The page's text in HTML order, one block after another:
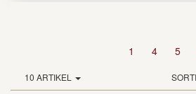
1 4 5
10 ARTIKEL